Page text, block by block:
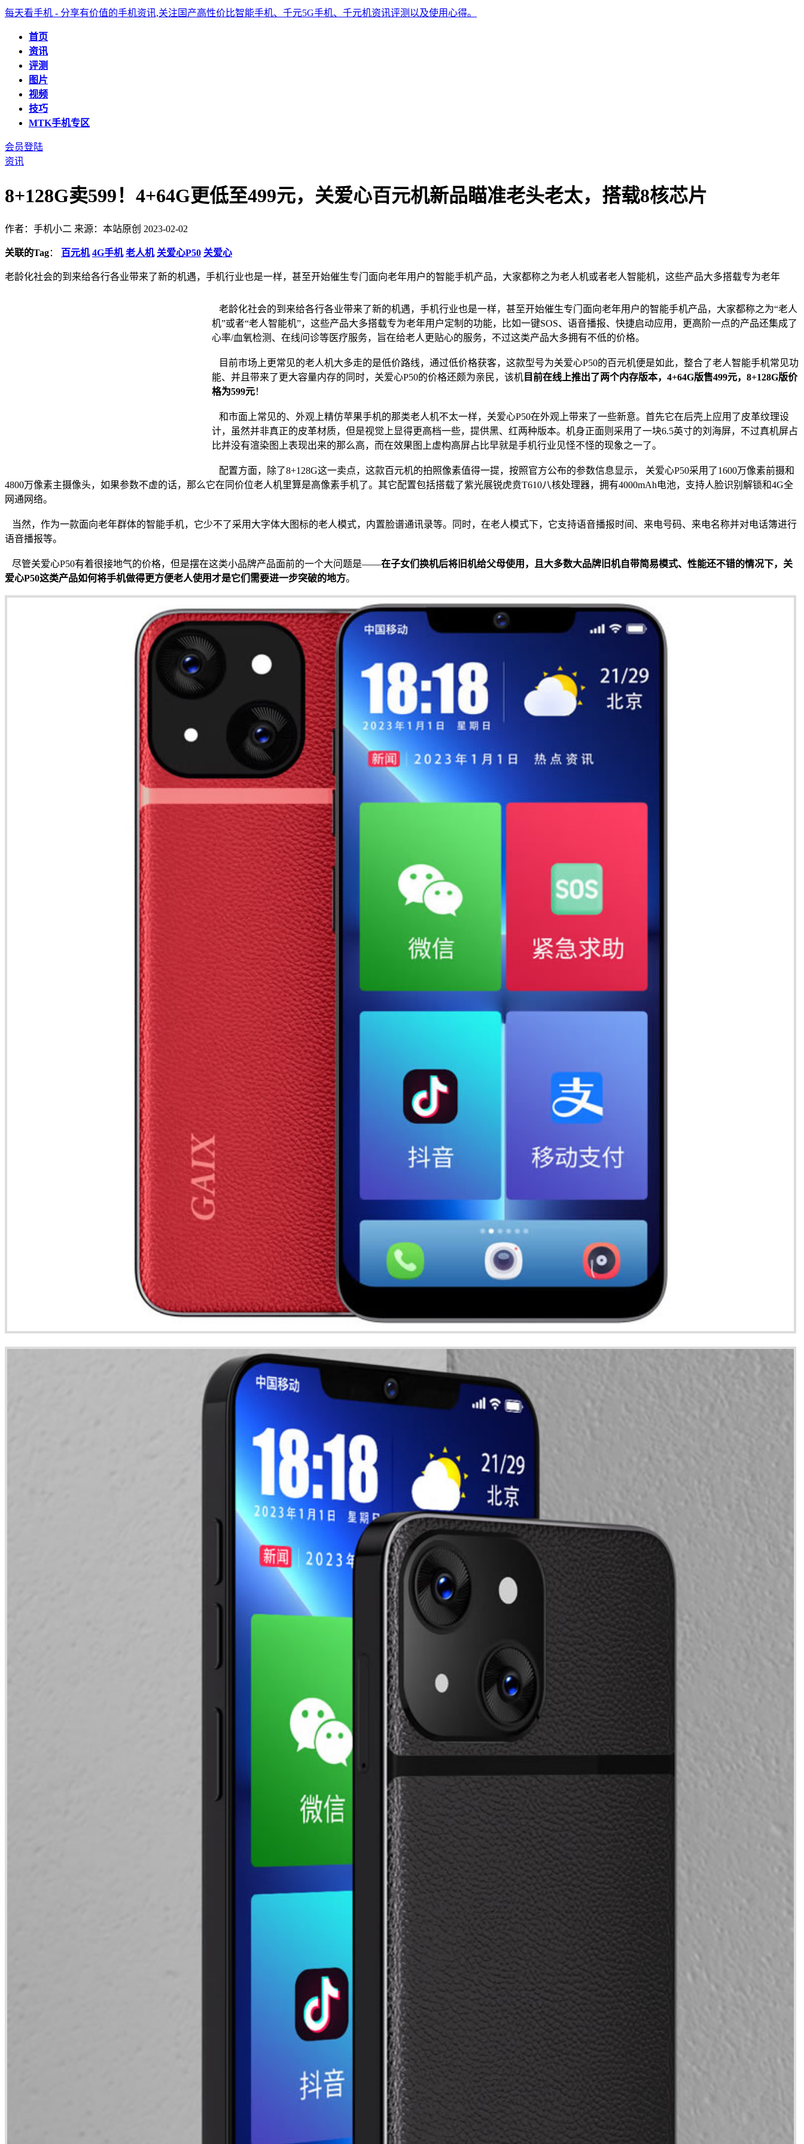
每天看手机 - 分享有价值的手机资讯,关注国产高性价比智能手机、千元5G手机、千元机资讯评测以及使用心得。
首页
资讯
评测
图片
视频
技巧
MTK手机专区
会员登陆
资讯
8+128G卖599！4+64G更低至499元，关爱心百元机新品瞄准老头老太，搭载8核芯片
作者：手机小二 来源：本站原创 2023-02-02
关联的Tag： 百元机 4G手机 老人机 关爱心P50 关爱心
老龄化社会的到来给各行各业带来了新的机遇，手机行业也是一样，甚至开始催生专门面向老年用户的智能手机产品，大家都称之为老人机或者老人智能机，这些产品大多搭载专为老年
老龄化社会的到来给各行各业带来了新的机遇，手机行业也是一样，甚至开始催生专门面向老年用户的智能手机产品，大家都称之为“老人
机”或者“老人智能机”，这些产品大多搭载专为老年用户定制的功能，比如一键SOS、语音播报、快捷启动应用，更高阶一点的产品还集成了
心率/血氧检测、在线问诊等医疗服务，旨在给老人更贴心的服务，不过这类产品大多拥有不低的价格。
目前市场上更常见的老人机大多走的是低价路线，通过低价格获客，这款型号为关爱心P50的百元机便是如此，整合了老人智能手机常见功
能、并且带来了更大容量内存的同时，关爱心P50的价格还颇为亲民，该机 目前在线上推出了两个内存版本，4+64G版售499元，8+128G版价
格为599元！
和市面上常见的、外观上精仿苹果手机的那类老人机不太一样，关爱心P50在外观上带来了一些新意。首先它在后壳上应用了皮革纹理设
计，虽然并非真正的皮革材质，但是视觉上显得更高档一些，提供黑、红两种版本。机身正面则采用了一块6.5英寸的刘海屏，不过真机屏占
比并没有渲染图上表现出来的那么高，而在效果图上虚构高屏占比早就是手机行业见怪不怪的现象之一了。
配置方面，除了8+128G这一卖点，这款百元机的拍照像素值得一提，按照官方公布的参数信息显示， 关爱心P50采用了1600万像素前摄和
4800万像素主摄像头，如果参数不虚的话，那么它在同价位老人机里算是高像素手机了。其它配置包括搭载了紫光展锐虎贲T610八核处理器，拥有4000mAh电池，支持人脸识别解锁和4G全
网通网络。
当然，作为一款面向老年群体的智能手机，它少不了采用大字体大图标的老人模式，内置脸谱通讯录等。同时，在老人模式下，它支持语音播报时间、来电号码、来电名称并对电话簿进行
语音播报等。
尽管关爱心P50有着很接地气的价格，但是摆在这类小品牌产品面前的一个大问题是——在子女们换机后将旧机给父母使用，且大多数大品牌旧机自带简易模式、性能还不错的情况下，关
爱心P50这类产品如何将手机做得更方便老人使用才是它们需要进一步突破的地方。